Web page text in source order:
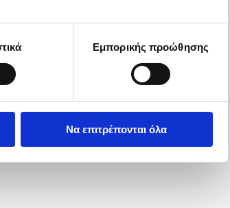
Εμπορικής προώθησης
Να επιτρέπονται όλα